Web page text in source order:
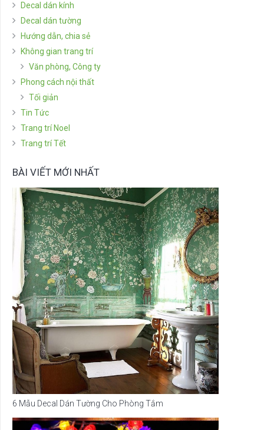
Decal dán kính
Decal dán tường
Hướng dẫn, chia sẻ
Không gian trang trí
Văn phòng, Công ty
Phong cách nội thất
Tối giản
Tin Tức
Trang trí Noel
Trang trí Tết
BÀI VIẾT MỚI NHẤT
6 Mẫu Decal Dán Tường Cho Phòng Tắm